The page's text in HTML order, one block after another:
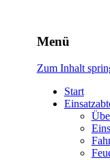
Menü
Zum Inhalt
Start